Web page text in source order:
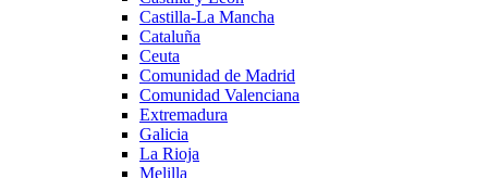
Castilla-La Mancha
Cataluña
Ceuta
Comunidad de Madrid
Comunidad Valenciana
Extremadura
Galicia
La Rioja
Melilla